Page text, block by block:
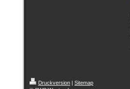
Druckversion | Sitemap